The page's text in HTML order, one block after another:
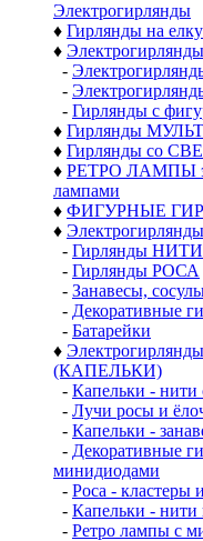
Электро­гирлянды
♦ Гирлянды на елку
♦
-
-
- Гирлянды с
♦ Гирлянды
♦ Гирлянды со
♦ РЕТРО ЛАМПЫ
лампами
♦ ФИГУРНЫЕ
♦
- Гирлянды НИТИ
- Гирлянды РОСА
- Занавесы,
- Декоративные
- Батарейки
♦
(КАПЕЛЬКИ)
- Капельки - нити
- Лучи росы и
- Капельки -
- Декоративные
минидиодами
- Роса - кластеры
- Капельки - нити
- Ретро лампы с